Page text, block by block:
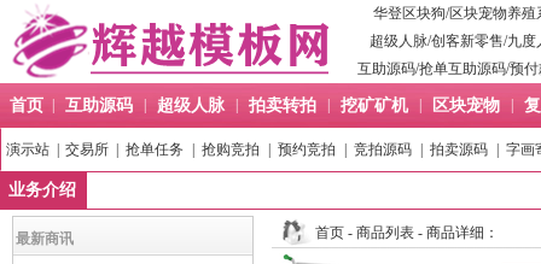
华登区块狗/区块宠物养殖
超级人脉/创客新零售/九度
互助源码/抢单互助源码/预
首页 互助源码 超级人脉 拍卖转拍 挖矿矿机 区块宠物
演示站 交易所 抢单任务 抢购竞拍 预约竞拍 竞拍源码 拍卖源码 字画
业务介绍
最新商讯 首页 - 商品列表 - 商品详细：